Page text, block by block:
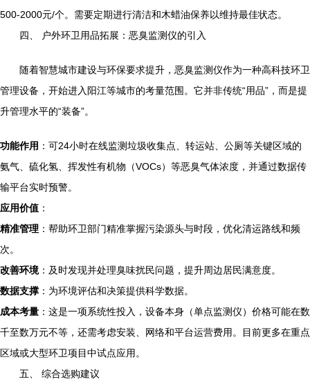
500-2000元/个。需要定期进行清洁和木蜡油保养以维持最佳状态。
四、 户外环卫用品拓展：恶臭监测仪的引入
随着智慧城市建设与环保要求提升，恶臭监测仪作为一种高科技环卫
管理设备，开始进入阳江等城市的考量范围。它并非传统“用品”，而是提
升管理水平的“装备”。
功能作用 ：可24小时在线监测垃圾收集点、转运站、公厕等关键区域的
氨气、硫化氢、挥发性有机物（VOCs）等恶臭气体浓度，并通过数据传
输平台实时预警。
应用价值 ：
精准管理 ：帮助环卫部门精准掌握污染源头与时段，优化清运路线和频
次。
改善环境：及时发现并处理臭味扰民问题，提升周边居民满意度。
数据支撑 ：为环境评估和决策提供科学数据。
成本考量 ：这是一项系统性投入，设备本身（单点监测仪）价格可能在数
千至数万元不等，还需考虑安装、网络和平台运营费用。目前更多在重点
区域或大型环卫项目中试点应用。
五、 综合选购建议